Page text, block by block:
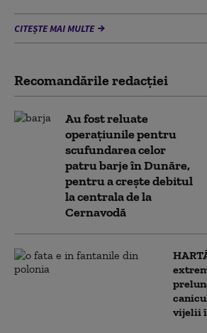
CITEȘTE MAI MULTE
Recomandările redacţiei
Au fost reluate
operațiunile pentru
scufundarea celor
patru barje în Dunăre,
pentru a crește debitul
la centrala de la
Cernavodă
vijelii